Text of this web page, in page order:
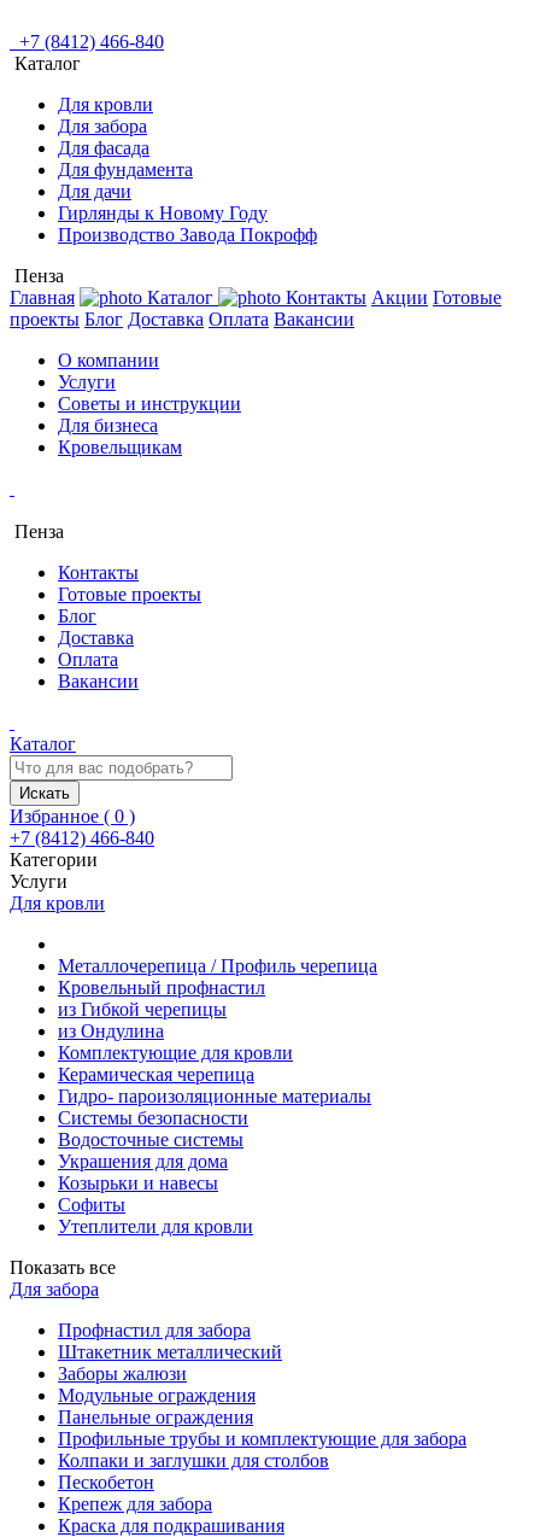
+7 (8412) 466-840
Каталог
Для кровли
Для забора
Для фасада
Для фундамента
Для дачи
Гирлянды к Новому Году
Производство Завода Покрофф
Пенза
Главная
Каталог Контакты Акции Готовые
проекты Блог Доставка Оплата Вакансии
О компании
Услуги
Советы и инструкции
Для бизнеса
Кровельщикам
Пенза
Контакты
Готовые проекты
Блог
Доставка
Оплата
Вакансии
Каталог
Искать
Избранное ( 0 )
+7 (8412) 466-840
Категории
Услуги
Для кровли
Металлочерепица / Профиль черепица
Кровельный профнастил
из Гибкой черепицы
из Ондулина
Комплектующие для кровли
Керамическая черепица
Гидро- пароизоляционные материалы
Системы безопасности
Водосточные системы
Украшения для дома
Козырьки и навесы
Софиты
Утеплители для кровли
Показать все
Для забора
Профнастил для забора
Штакетник металлический
Заборы жалюзи
Модульные ограждения
Панельные ограждения
Профильные трубы и комплектующие для забора
Колпаки и заглушки для столбов
Пескобетон
Крепеж для забора
Краска для подкрашивания